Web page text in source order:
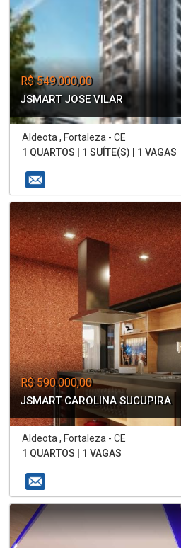
R$ 549.000,00
JSMART JOSE VILAR
Aldeota , Fortaleza - CE
1 QUARTOS | 1 SUÍTE(S) | 1 VAGAS
R$ 590.000,00
JSMART CAROLINA SUCUPIRA
Aldeota , Fortaleza - CE
1 QUARTOS | 1 VAGAS